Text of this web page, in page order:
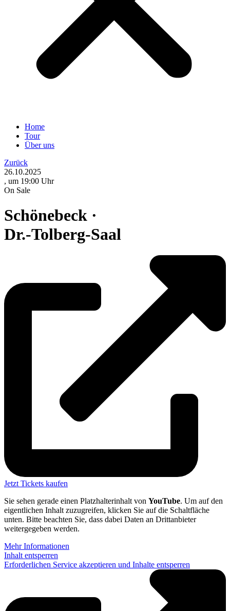
Home
Tour
Über uns
Zurück
26.10.2025
, um 19:00 Uhr
On Sale
Schönebeck ·
Dr.-Tolberg-Saal
Jetzt Tickets kaufen
Sie sehen gerade einen Platzhalterinhalt von YouTube. Um auf den
eigentlichen Inhalt zuzugreifen, klicken Sie auf die Schaltfläche
unten. Bitte beachten Sie, dass dabei Daten an Drittanbieter
weitergegeben werden.
Mehr Informationen
Inhalt entsperren
Erforderlichen Service akzeptieren und Inhalte entsperren